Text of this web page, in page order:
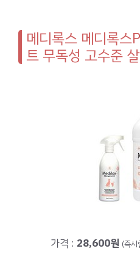
메디록스 메디록
트 무독성 고수준
가격 : 28,600원 (즉